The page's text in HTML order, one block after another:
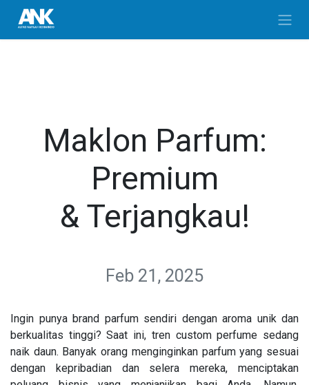
Skip to Content
Maklon Parfum:
Premium
& Terjangkau!
Feb 21, 2025
Ingin punya brand parfum sendiri dengan aroma unik dan
berkualitas tinggi? Saat ini, tren custom perfume sedang
naik daun. Banyak orang menginginkan parfum yang sesuai
dengan kepribadian dan selera mereka, menciptakan